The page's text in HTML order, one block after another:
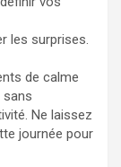
les surprises.
de calme
sans
Ne laissez
journée pour